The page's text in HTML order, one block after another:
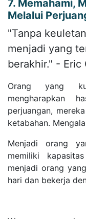
7. Memahami,
Melalui
"Tanpa
menjadi yang
berakhir." - Eric
Orang yang
mengharapkan
perjuangan,
ketabahan.
Menjadi orang
memiliki
menjadi orang
hari dan bekerja